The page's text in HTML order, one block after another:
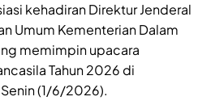
kehadiran Direktur Jenderal
Umum Kementerian Dalam
memimpin upacara
Tahun 2026 di
(1/6/2026).